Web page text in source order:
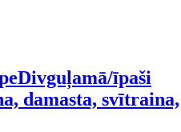
Divguļamā/īpaši
damasta, svītraina,